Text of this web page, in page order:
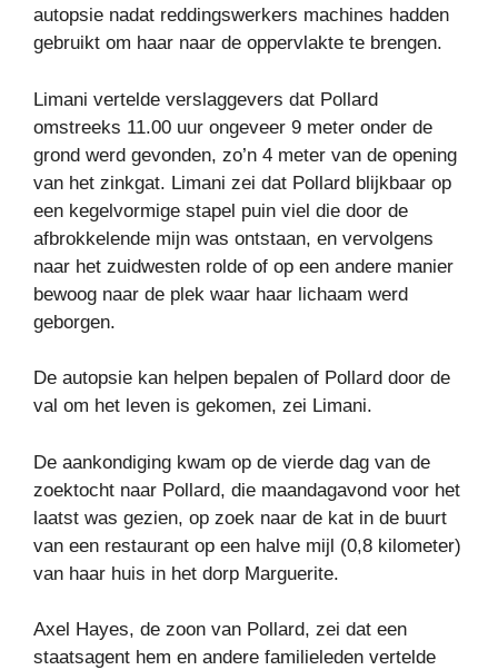
autopsie nadat reddingswerkers machines hadden
gebruikt om haar naar de oppervlakte te brengen.
Limani vertelde verslaggevers dat Pollard
omstreeks 11.00 uur ongeveer 9 meter onder de
grond werd gevonden, zo’n 4 meter van de opening
van het zinkgat. Limani zei dat Pollard blijkbaar op
een kegelvormige stapel puin viel die door de
afbrokkelende mijn was ontstaan, en vervolgens
naar het zuidwesten rolde of op een andere manier
bewoog naar de plek waar haar lichaam werd
geborgen.
De autopsie kan helpen bepalen of Pollard door de
val om het leven is gekomen, zei Limani.
De aankondiging kwam op de vierde dag van de
zoektocht naar Pollard, die maandagavond voor het
laatst was gezien, op zoek naar de kat in de buurt
van een restaurant op een halve mijl (0,8 kilometer)
van haar huis in het dorp Marguerite.
Axel Hayes, de zoon van Pollard, zei dat een
staatsagent hem en andere familieleden vertelde